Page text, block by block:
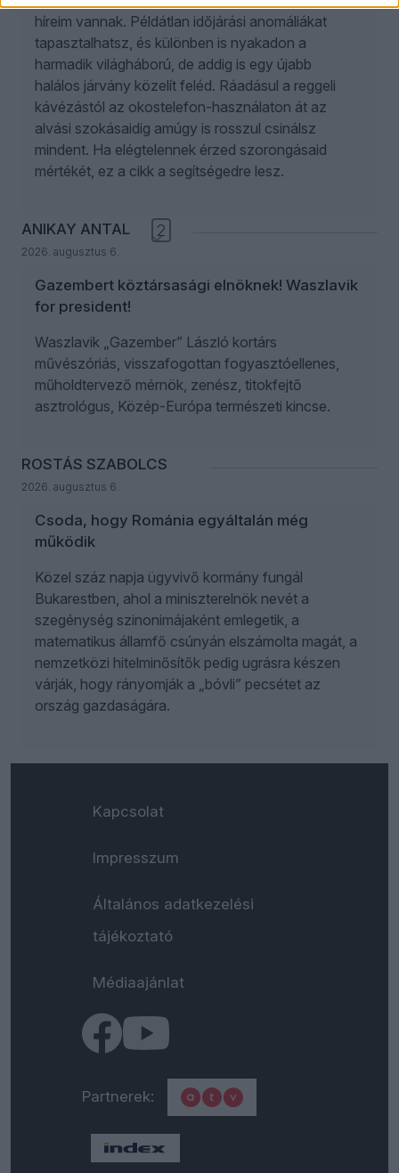
híreim vannak. Példátlan időjárási anomáliákat
tapasztalhatsz, és különben is nyakadon a
harmadik világháború, de addig is egy újabb
halálos járvány közelít feléd. Ráadásul a reggeli
kávézástól az okostelefon-használaton át az
alvási szokásaidig amúgy is rosszul csinálsz
mindent. Ha elégtelennek érzed szorongásaid
mértékét, ez a cikk a segítségedre lesz.
ANIKAY ANTAL
2026. augusztus 6.
2
Gazembert köztársasági elnöknek! Waszlavik
for president!
Waszlavik „Gazember” László kortárs
művészóriás, visszafogottan fogyasztóellenes,
műholdtervező mérnök, zenész, titokfejtő
asztrológus, Közép-Európa természeti kincse.
ROSTÁS SZABOLCS
2026. augusztus 6.
Csoda, hogy Románia egyáltalán még
működik
Közel száz napja ügyvivő kormány fungál
Bukarestben, ahol a miniszterelnök nevét a
szegénység szinonimájaként emlegetik, a
matematikus államfő csúnyán elszámolta magát, a
nemzetközi hitelminősítők pedig ugrásra készen
várják, hogy rányomják a „bóvli” pecsétet az
ország gazdaságára.
Kapcsolat
Impresszum
Általános adatkezelési
tájékoztató
Médiaajánlat
Partnerek: